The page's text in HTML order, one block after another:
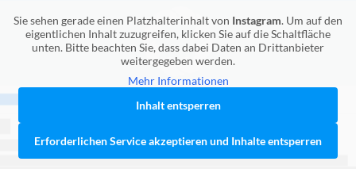
Sie sehen gerade einen Platzhalterinhalt von Instagram. Um auf den
eigentlichen Inhalt zuzugreifen, klicken Sie auf die Schaltfläche
unten. Bitte beachten Sie, dass dabei Daten an Drittanbieter
weitergegeben werden.
Mehr Informationen
Inhalt entsperren
Erforderlichen Service akzeptieren und Inhalte entsperren